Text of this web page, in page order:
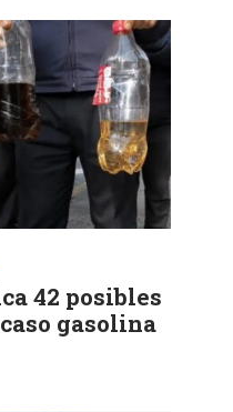
42 posibles
gasolina